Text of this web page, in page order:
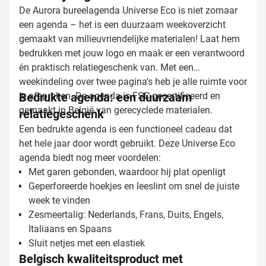
De Aurora bureelagenda Universe Eco is niet zomaar
een agenda – het is een duurzaam weekoverzicht
gemaakt van milieuvriendelijke materialen! Laat hem
bedrukken met jouw logo en maak er een verantwoord
én praktisch relatiegeschenk van. Met een
weekindeling over twee pagina's heb je alle ruimte voor
je afspraken. De agenda is FSC-gecertificeerd en
gemaakt in België van gerecyclede materialen.
Bedrukte agenda: een duurzaam
relatiegeschenk
Een bedrukte agenda is een functioneel cadeau dat
het hele jaar door wordt gebruikt. Deze Universe Eco
agenda biedt nog meer voordelen:
Met garen gebonden, waardoor hij plat openligt
Geperforeerde hoekjes en leeslint om snel de juiste
week te vinden
Zesmeertalig: Nederlands, Frans, Duits, Engels,
Italiaans en Spaans
Sluit netjes met een elastiek
Belgisch kwaliteitsproduct met